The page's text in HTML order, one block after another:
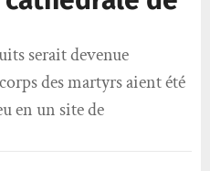
serait devenue
des martyrs aient été
en un site de